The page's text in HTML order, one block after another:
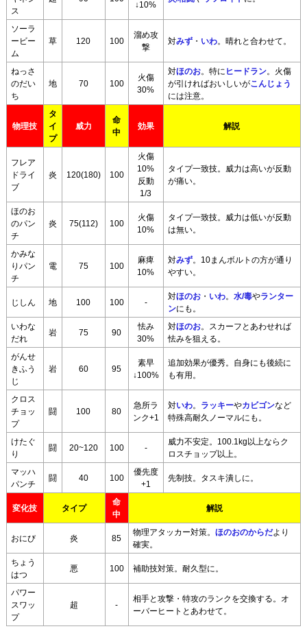
ス
↓10%
ソーラ
ービー
ム
草 120 100
溜め攻
撃
対みず・ いわ。晴れと合わせて。
ねっさ
のだい
ち
地 70 100
火傷
30%
対ほのお。特に ヒードラン。火傷
が引ければおいしいがこんじょう
には注意。
物理技
タ
イ
プ
威力
命
中
効果 解説
フレア
ドライ
ブ
炎 120(180) 100
火傷
10%
反動
1/3
タイプ一致技。威力は高いが反動
が痛い。
ほのお
のパン
チ
炎 75(112) 100
火傷
10%
タイプ一致技。威力は低いが反動
は無い。
かみな
りパン
チ
電 75 100
麻痺
10%
対みず。10まんボルトの方が通り
やすい。
じしん 地 100 100 -
対ほのお・ いわ。 水/毒やランター
ンにも。
いわな
だれ
岩 75 90
怯み
30%
対ほのお。スカーフとあわせれば
怯みを狙える。
がんせ
きふう
じ
岩 60 95
素早
↓100%
追加効果が優秀。自身にも後続に
も有用。
クロス
チョッ
プ
闘 100 80
急所ラ
ンク+1
対いわ。 ラッキーやカビゴンなど
特殊高耐久ノーマルにも。
けたぐ
り
闘 20~120 100 -
威力不安定。100.1kg以上ならク
ロスチョップ以上。
マッハ
パンチ
闘 40 100
優先度
+1
先制技。タスキ潰しに。
変化技 タイプ
命
中
解説
おにび 炎 85
物理アタッカー対策。 ほのおのからだより
確実。
ちょう
はつ
悪 100 補助技対策。耐久型に。
パワー
スワッ
プ
超 -
相手と攻撃・特攻のランクを交換する。オ
ーバーヒートとあわせて。